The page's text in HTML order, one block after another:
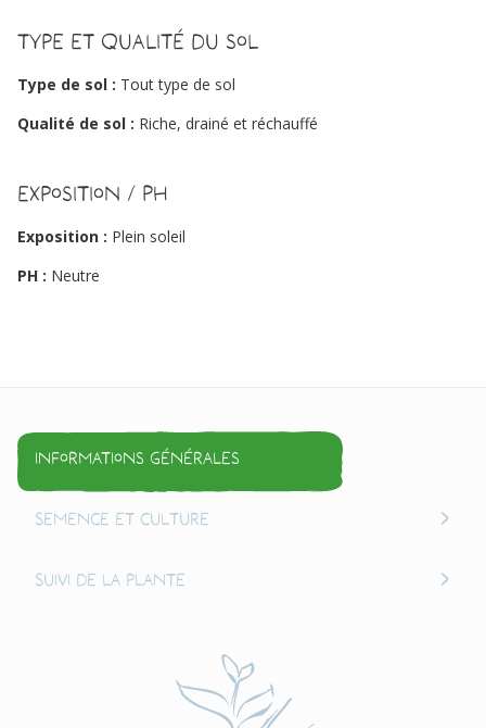
Type et qualité du sol
Type de sol : Tout type de sol
Qualité de sol : Riche, drainé et réchauffé
Exposition / PH
Exposition : Plein soleil
PH : Neutre
Informations générales
Semence et culture
Suivi de la plante